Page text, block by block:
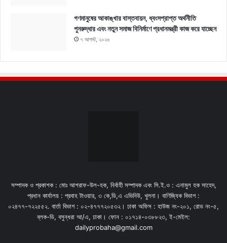
গণমানুষের আকাঙ্খার বাস্তবায়ন, ধ্বংসপ্রাপ্ত অর্থনীতি
পুনরুদ্ধার এবং নতুন সমাজ বিনির্মাণে প্রধানমন্ত্রী কাজ করে যাচ্ছেন
৭ আগস্ট, ২০২৬
সম্পাদক ও প্রকাশক : মোঃ আশরাফ-উল-হক, নির্বাহী সম্পাদক এবং সি.ই.ও : এনামুল হক সাহেদ,
প্রধান কার্যালয় : প্রবাহ টাওয়ার, ৩ কে,ডি,এ এভিনিউ, খুলনা। বাণিজ্যিক বিভাগ :
০২৪৭৭-৭২২৫৫২. বার্তা বিভাগ : ০২-৪৭৭৭২০৫৩২। ঢাকা অফিস : হাউজ নং-২০১, রোড নং-৫,
ব্লক-ডি, বসুন্ধরা আ/এ, ঢাকা। ফোন : ০১৭১৪-০৩৮৮২৩, ই-মেইল:
dailyprobaha@gmail.com